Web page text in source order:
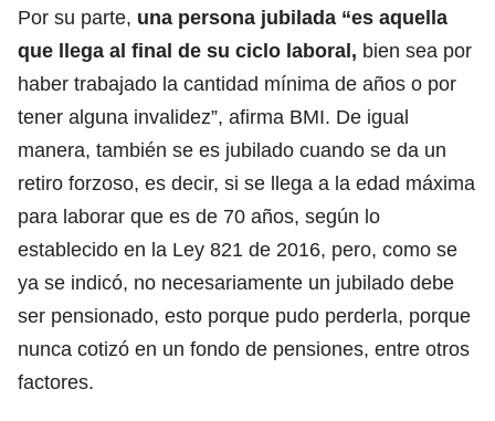
Por su parte, una persona jubilada “es aquella
que llega al final de su ciclo laboral, bien sea por
haber trabajado la cantidad mínima de años o por
tener alguna invalidez”, afirma BMI. De igual
manera, también se es jubilado cuando se da un
retiro forzoso, es decir, si se llega a la edad máxima
para laborar que es de 70 años, según lo
establecido en la Ley 821 de 2016, pero, como se
ya se indicó, no necesariamente un jubilado debe
ser pensionado, esto porque pudo perderla, porque
nunca cotizó en un fondo de pensiones, entre otros
factores.